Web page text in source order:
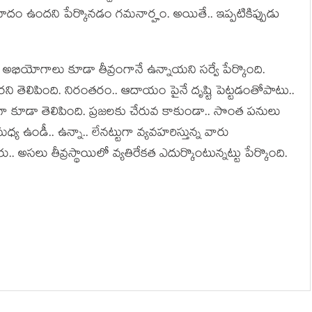
ఉంద‌ని పేర్కొన‌డం గ‌మ‌నార్హం. అయితే.. ఇప్ప‌టికిప్పుడు
అభియోగాలు కూడా తీవ్రంగానే ఉన్నాయ‌ని స‌ర్వే పేర్కొంది.
తెలిపింది. నిరంత‌రం.. ఆదాయం పైనే దృష్టి పెట్ట‌డంతోపాటు..
తెలిపింది. ప్ర‌జ‌ల‌కు చేరువ కాకుండా.. సొంత ప‌నులు
ఉండీ.. ఉన్నా.. లేన‌ట్టుగా వ్య‌వ‌హ‌రిస్తున్న వారు
అస‌లు తీవ్ర‌స్థాయిలో వ్య‌తిరేక‌త ఎదుర్కొంటున్న‌ట్టు పేర్కొంది.